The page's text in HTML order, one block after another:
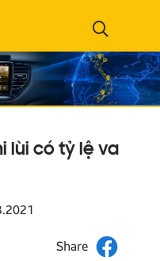
lùi có tỷ lệ va